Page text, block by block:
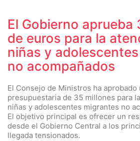
El Gobierno aprueba
de euros para la
niñas y
no acompañados
El Consejo de Ministros ha
presupuestaria de 35 millones para
niñas y adolescentes migrantes no
El objetivo principal es ofrecer un
desde el Gobierno Central a los
llegada tensionados.